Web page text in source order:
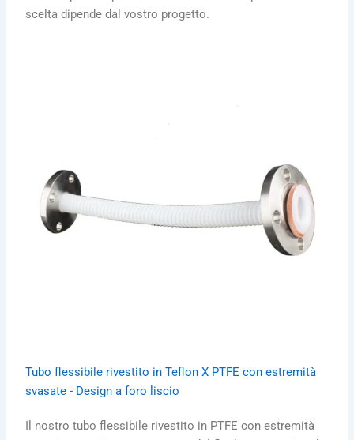
scelta dipende dal vostro progetto.
Tubo flessibile rivestito in Teflon X PTFE con estremità
svasate - Design a foro liscio
Il nostro tubo flessibile rivestito in PTFE con estremità